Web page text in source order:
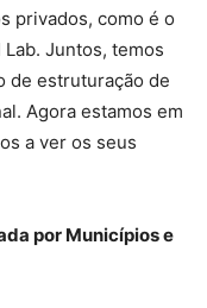
privados, como é o
Juntos, temos
de estruturação de
Agora estamos em
a ver os seus
por Municípios e